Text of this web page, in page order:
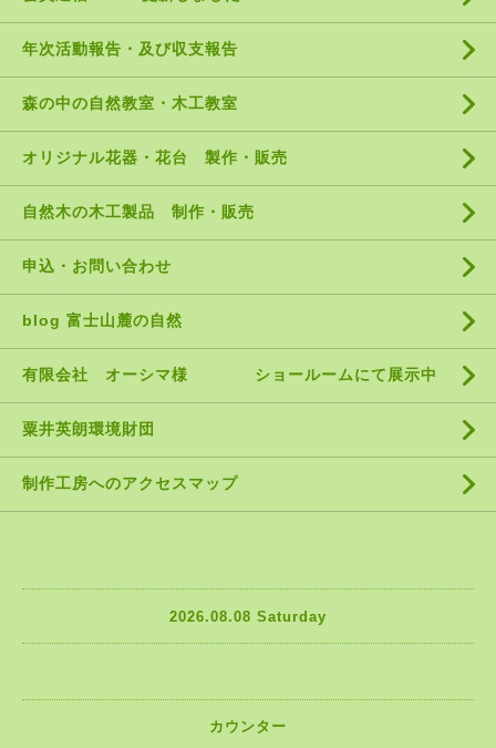
年次活動報告・及び収支報告
森の中の自然教室・木工教室
オリジナル花器・花台 製作・販売
自然木の木工製品 制作・販売
申込・お問い合わせ
blog 富士山麓の自然
有限会社 オーシマ様 ショールームにて展示中
粟井英朗環境財団
制作工房へのアクセスマップ
2026.08.08 Saturday
カウンター